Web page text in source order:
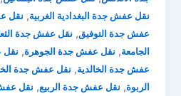
نقل عفش جدة البغدادية الغربية, نقل
عفش جدة التوفيق, نقل عفش جدة
الجامعة, نقل عفش جدة الجوهرة, نقل
عفش جدة الخالدية, نقل عفش جدة
الربوة, نقل عفش جدة الربيع, نقل